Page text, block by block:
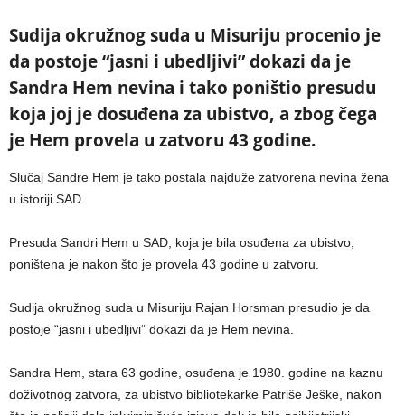
Sudija okružnog suda u Misuriju procenio je
da postoje “jasni i ubedljivi” dokazi da je
Sandra Hem nevina i tako poništio presudu
koja joj je dosuđena za ubistvo, a zbog čega
je Hem provela u zatvoru 43 godine.
Slučaj Sandre Hem je tako postala najduže zatvorena nevina žena
u istoriji SAD.
Presuda Sandri Hem u SAD, koja je bila osuđena za ubistvo,
poništena je nakon što je provela 43 godine u zatvoru.
Sudija okružnog suda u Misuriju Rajan Horsman presudio je da
postoje “jasni i ubedljivi” dokazi da je Hem nevina.
Sandra Hem, stara 63 godine, osuđena je 1980. godine na kaznu
doživotnog zatvora, za ubistvo bibliotekarke Patriše Ješke, nakon